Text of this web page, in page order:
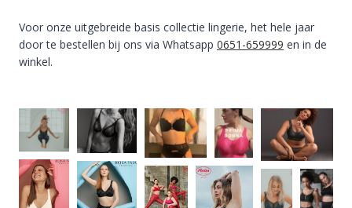
Voor onze uitgebreide basis collectie lingerie, het hele jaar
door te bestellen bij ons via Whatsapp 0651-659999 en in de
winkel.